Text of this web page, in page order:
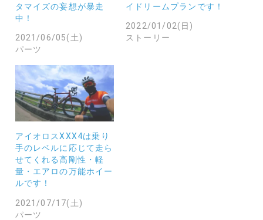
タマイズの妄想が暴走
中！
2021/06/05(土)
パーツ
イドリームプランです！
2022/01/02(日)
ストーリー
アイオロスXXX4は乗り
手のレベルに応じて走ら
せてくれる高剛性・軽
量・エアロの万能ホイー
ルです！
2021/07/17(土)
パーツ